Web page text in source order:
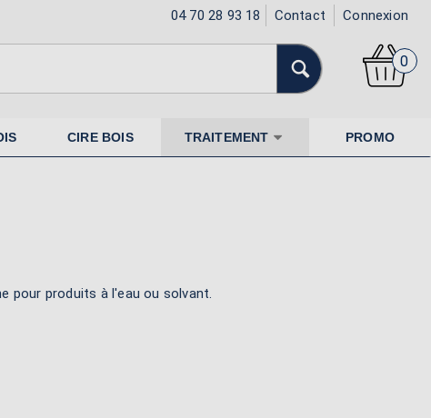
04 70 28 93 18 Contact Connexion
0
CIRE BOIS TRAITEMENT PROMO
pour produits à l'eau ou solvant.